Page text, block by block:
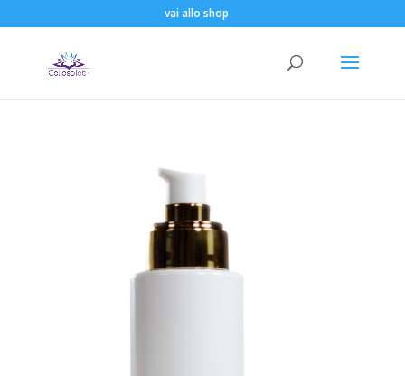
vai allo shop